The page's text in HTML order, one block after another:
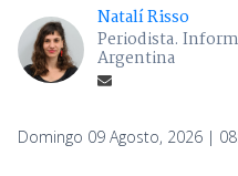
Natalí Risso
Periodista.
Argentina
Domingo 09 Agosto, 2026 |